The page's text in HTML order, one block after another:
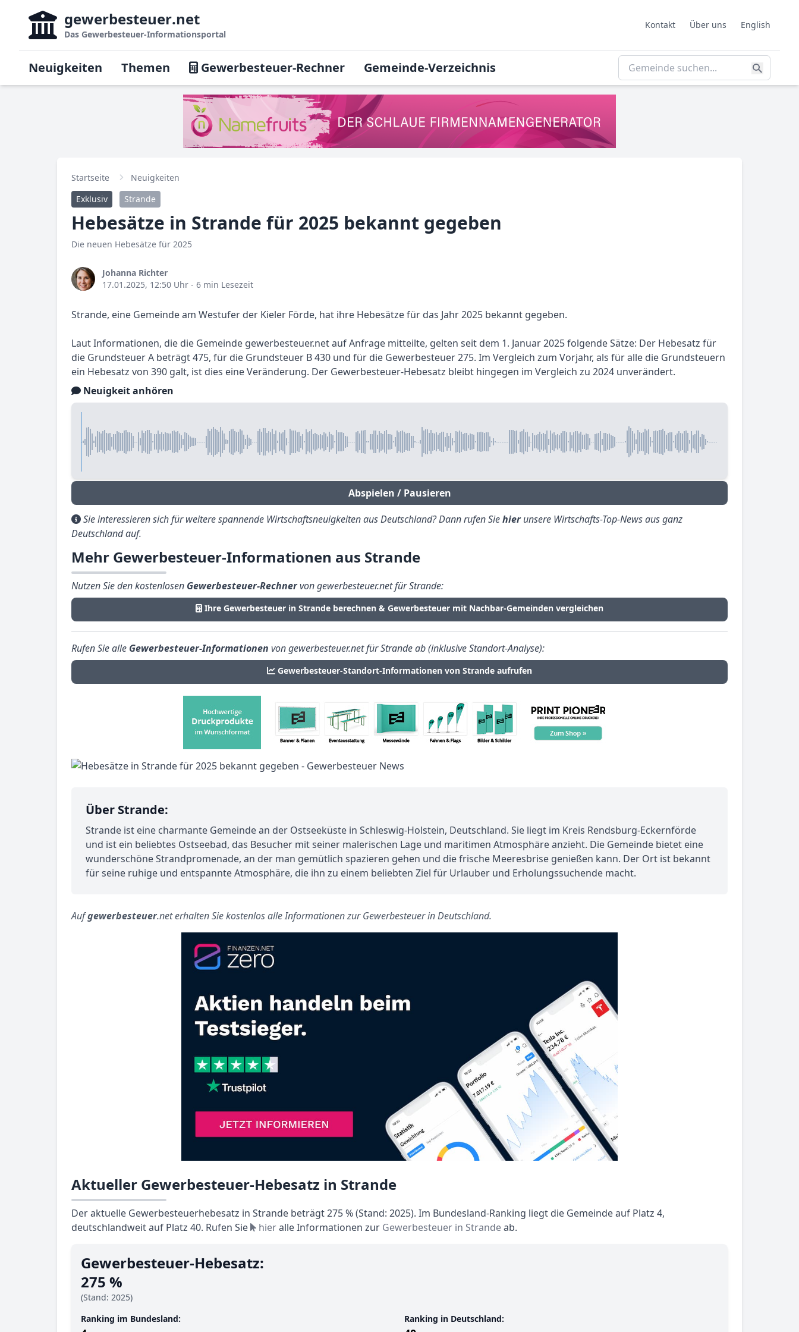
gewerbesteuer.net
Das Gewerbesteuer-Informationsportal
Kontakt Über uns English
Neuigkeiten Themen Gewerbesteuer-Rechner Gemeinde-Verzeichnis
Startseite
Neuigkeiten
Exklusiv
Strande
Hebesätze in Strande für 2025 bekannt gegeben
Die neuen Hebesätze für 2025
Johanna Richter
17.01.2025, 12:50 Uhr - 6 min Lesezeit
Strande, eine Gemeinde am Westufer der Kieler Förde, hat ihre Hebesätze für das Jahr 2025 bekannt gegeben.
Laut Informationen, die die Gemeinde gewerbesteuer.net auf Anfrage mitteilte, gelten seit dem 1. Januar 2025 folgende Sätze: Der Hebesatz für
die Grundsteuer A beträgt 475, für die Grundsteuer B 430 und für die Gewerbesteuer 275. Im Vergleich zum Vorjahr, als für alle die Grundsteuern
ein Hebesatz von 390 galt, ist dies eine Veränderung. Der Gewerbesteuer-Hebesatz bleibt hingegen im Vergleich zu 2024 unverändert.
Neuigkeit anhören
Abspielen / Pausieren
Sie interessieren sich für weitere spannende Wirtschaftsneuigkeiten aus Deutschland? Dann rufen Siehierunsere Wirtschafts-Top-News aus ganz
Deutschland auf.
Mehr Gewerbesteuer-Informationen aus Strande
Nutzen Sie den kostenlosen Gewerbesteuer-Rechnervon gewerbesteuer.net für Strande:
Ihre Gewerbesteuer in Strande berechnen & Gewerbesteuer mit Nachbar-Gemeinden vergleichen
Rufen Sie alle Gewerbesteuer-Informationen von gewerbesteuer.net für Strande ab (inklusive Standort-Analyse):
Gewerbesteuer-Standort-Informationen von Strande aufrufen
Über Strande:
Strande ist eine charmante Gemeinde an der Ostseeküste in Schleswig-Holstein, Deutschland. Sie liegt im Kreis Rendsburg-Eckernförde
und ist ein beliebtes Ostseebad, das Besucher mit seiner malerischen Lage und maritimen Atmosphäre anzieht. Die Gemeinde bietet eine
wunderschöne Strandpromenade, an der man gemütlich spazieren gehen und die frische Meeresbrise genießen kann. Der Ort ist bekannt
für seine ruhige und entspannte Atmosphäre, die ihn zu einem beliebten Ziel für Urlauber und Erholungssuchende macht.
Aufgewerbesteuer.net erhalten Sie kostenlos alle Informationen zur Gewerbesteuer in Deutschland.
Aktueller Gewerbesteuer-Hebesatz in Strande
Der aktuelle Gewerbesteuerhebesatz in Strande beträgt 275 % (Stand: 2025). Im Bundesland-Ranking liegt die Gemeinde auf Platz 4,
deutschlandweit auf Platz 40. Rufen Sie
hieralle Informationen zur Gewerbesteuer in Strandeab.
Gewerbesteuer-Hebesatz:
275 %
(Stand: 2025)
Ranking im Bundesland:
Ranking in Deutschland: